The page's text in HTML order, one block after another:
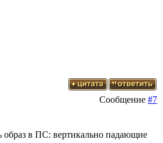
Сообщение #7
образ в ПС: вертикально падающие